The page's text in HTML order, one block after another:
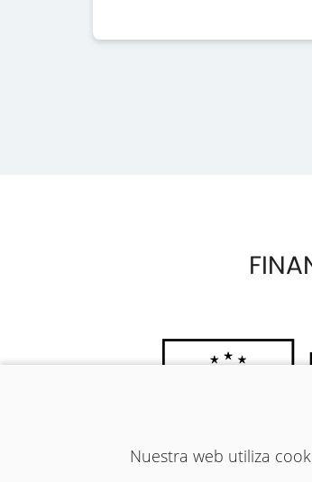
Nuestra web utiliza